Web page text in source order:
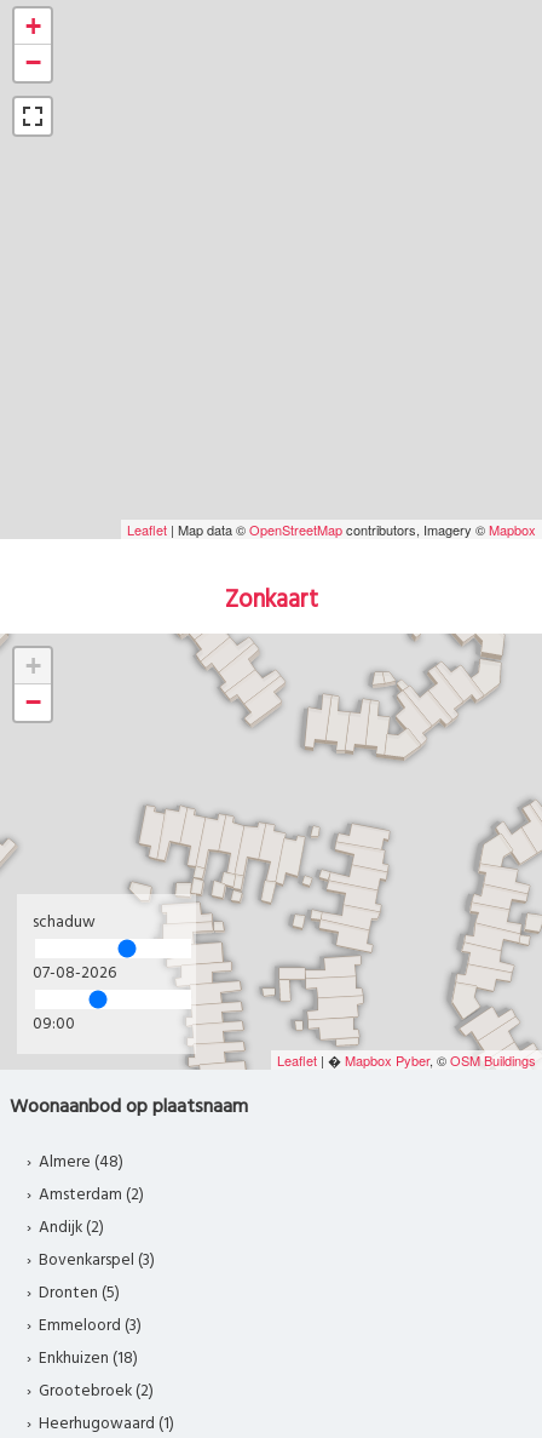
+
−
Leaflet | Map data ©OpenStreetMapcontributors, Imagery ©Mapbox
Zonkaart
+
−
Leaflet | �Mapbox Pyber, ©OSM Buildings
schaduw
07-08-2026
09:00
Woonaanbod op plaatsnaam
Almere (48)
Amsterdam (2)
Andijk (2)
Bovenkarspel (3)
Dronten (5)
Emmeloord (3)
Enkhuizen (18)
Grootebroek (2)
Heerhugowaard (1)